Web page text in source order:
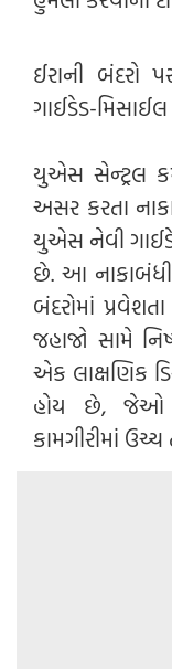
ઈરાની
ગાઈડેડ-મિસાઈલ
યુએસ સેન્ટ્રલ
અસર કરતા
યુએસ નેવી
છે. આ નાકાબંધી
બંદરોમાં
જહાજો સામે
એક લાક્ષણિક
હોય છે, જેઓ
કામગીરીમાં